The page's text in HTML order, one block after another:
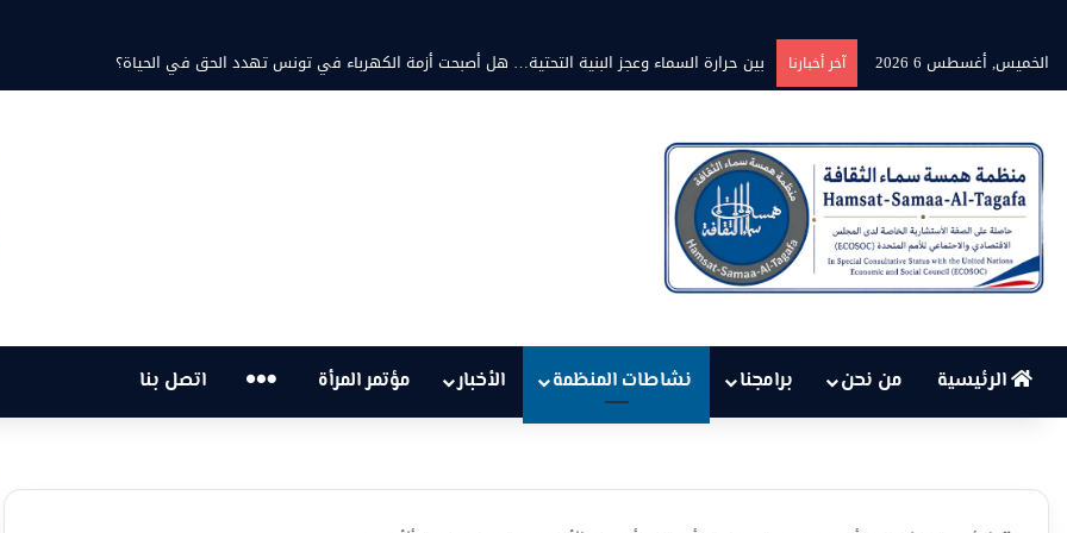
الخميس, أغسطس 6 2026
آخر أخبارنا بين حرارة السماء وعجز البنية التحتية… هل أصبحت أزمة الكهرباء في تونس تهدد الحق في الحياة؟
الرئيسية من نحن برامجنا نشاطات المنظمة الأخبار مؤتمر المرأة … اتصل بنا